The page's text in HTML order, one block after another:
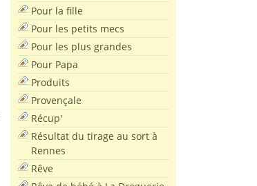
Pour la fille
Pour les petits mecs
Pour les plus grandes
Pour Papa
Produits
Provençale
Récup'
Résultat du tirage au sort à
Rennes
Rêve